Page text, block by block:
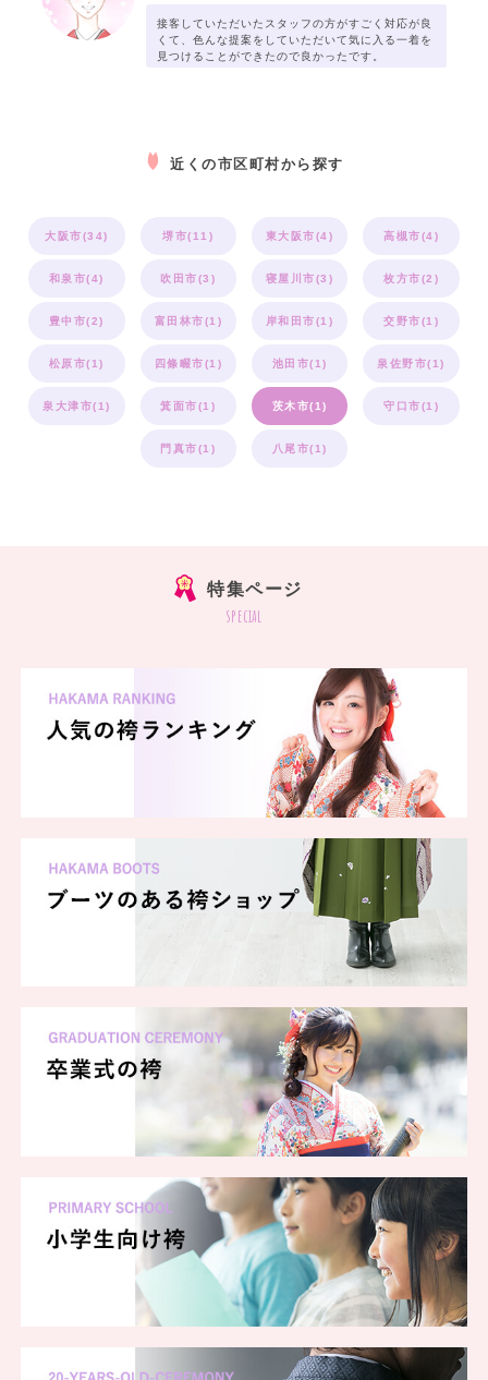
接客していただいたスタッフの方がすごく対応が良
くて、色んな提案をしていただいて気に入る一着を
見つけることができたので良かったです。
近くの市区町村から探す
大阪市(34) 堺市(11) 東大阪市(4) 高槻市(4)
和泉市(4) 吹田市(3) 寝屋川市(3) 枚方市(2)
豊中市(2) 富田林市(1) 岸和田市(1) 交野市(1)
松原市(1) 四條畷市(1) 池田市(1) 泉佐野市(1)
泉大津市(1) 箕面市(1) 茨木市(1) 守口市(1)
門真市(1) 八尾市(1)
特集ページ
special